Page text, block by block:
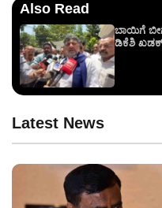
Also Read
ಬಾಯಿಗೆ
ಡಿಕೆಶಿ
Latest News